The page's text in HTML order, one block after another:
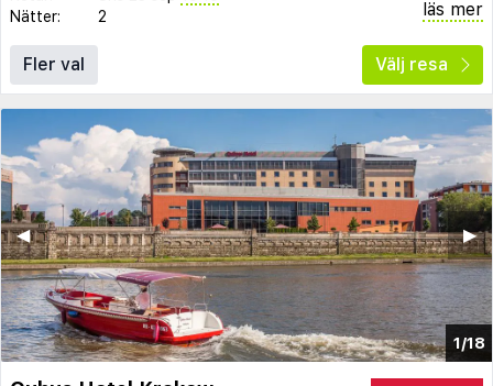
Nätter:
2 läs mer
Fler val Välj resa
1/18
▶︎
◀︎